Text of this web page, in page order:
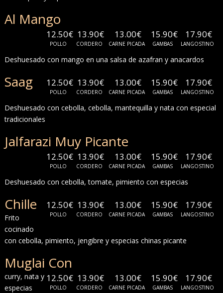
Al Mango
12.50€
POLLO
13.90€
CORDERO
13.00€
CARNE PICADA
15.90€
GAMBAS
17.90€
LANGOSTINO
Deshuesado con mango en una salsa de azafran y anacardos
Saag 12.50€
POLLO
13.90€
CORDERO
13.00€
CARNE PICADA
15.90€
GAMBAS
17.90€
LANGOSTINO
Deshuesado con cebolla, cebolla, mantequilla y nata con especial
tradicionales
Jalfarazi Muy Picante
12.50€
POLLO
13.90€
CORDERO
13.00€
CARNE PICADA
15.90€
GAMBAS
17.90€
LANGOSTINO
Deshuesado con cebolla, tomate, pimiento con especias
Chille 12.50€
POLLO
13.90€
CORDERO
13.00€
CARNE PICADA
15.90€
GAMBAS
17.90€
LANGOSTINO
Frito
cocinado
con cebolla, pimiento, jengibre y especias chinas picante
Muglai Con
12.50€
POLLO
13.90€
CORDERO
13.00€
CARNE PICADA
15.90€
GAMBAS
17.90€
LANGOSTINO
curry, nata y
especias